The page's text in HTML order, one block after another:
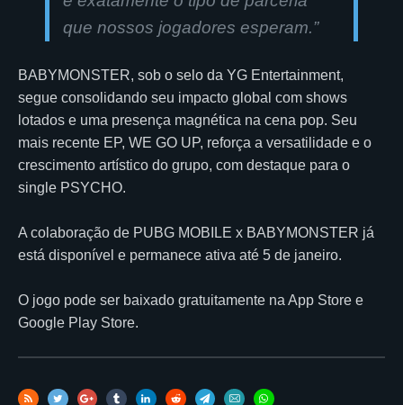
que nossos jogadores esperam.”
BABYMONSTER, sob o selo da YG Entertainment,
segue consolidando seu impacto global com shows
lotados e uma presença magnética na cena pop. Seu
mais recente EP, WE GO UP, reforça a versatilidade e o
crescimento artístico do grupo, com destaque para o
single PSYCHO.
A colaboração de PUBG MOBILE x BABYMONSTER já
está disponível e permanece ativa até 5 de janeiro.
O jogo pode ser baixado gratuitamente na App Store e
Google Play Store.